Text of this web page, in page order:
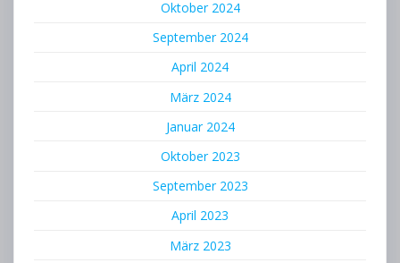
Oktober 2024
September 2024
April 2024
März 2024
Januar 2024
Oktober 2023
September 2023
April 2023
März 2023